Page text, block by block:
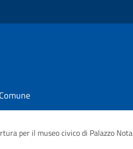
per il museo civico di Palazzo Nota